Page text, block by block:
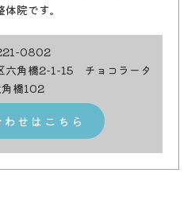
院です。
0802
六角橋2-1-15 チョコラータ
橋102
せはこちら